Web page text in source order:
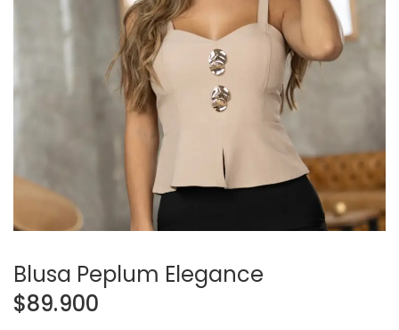
Blusa Peplum Elegance
$89.900